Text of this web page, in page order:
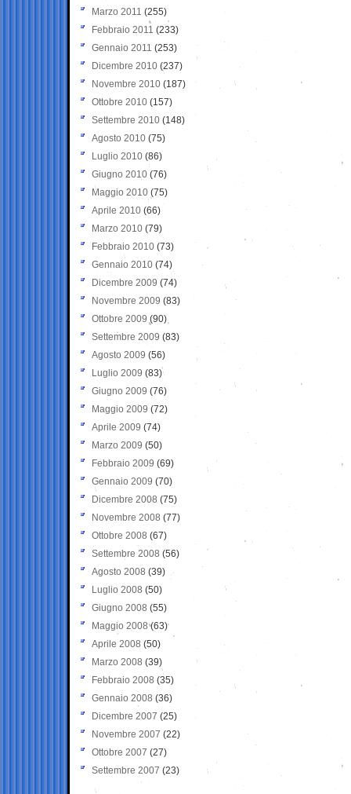
Marzo 2011 (255)
Febbraio 2011 (233)
Gennaio 2011 (253)
Dicembre 2010 (237)
Novembre 2010 (187)
Ottobre 2010 (157)
Settembre 2010 (148)
Agosto 2010 (75)
Luglio 2010 (86)
Giugno 2010 (76)
Maggio 2010 (75)
Aprile 2010 (66)
Marzo 2010 (79)
Febbraio 2010 (73)
Gennaio 2010 (74)
Dicembre 2009 (74)
Novembre 2009 (83)
Ottobre 2009 (90)
Settembre 2009 (83)
Agosto 2009 (56)
Luglio 2009 (83)
Giugno 2009 (76)
Maggio 2009 (72)
Aprile 2009 (74)
Marzo 2009 (50)
Febbraio 2009 (69)
Gennaio 2009 (70)
Dicembre 2008 (75)
Novembre 2008 (77)
Ottobre 2008 (67)
Settembre 2008 (56)
Agosto 2008 (39)
Luglio 2008 (50)
Giugno 2008 (55)
Maggio 2008(63)
Aprile 2008 (50)
Marzo 2008 (39)
Febbraio 2008 (35)
Gennaio 2008 (36)
Dicembre 2007 (25)
Novembre 2007 (22)
Ottobre 2007 (27)
Settembre 2007 (23)